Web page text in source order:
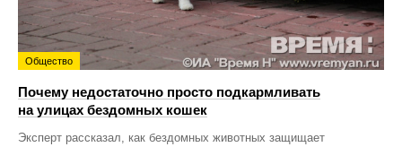
Общество
Почему недостаточно просто подкармливать
на улицах бездомных кошек
Эксперт рассказал, как бездомных животных защищает